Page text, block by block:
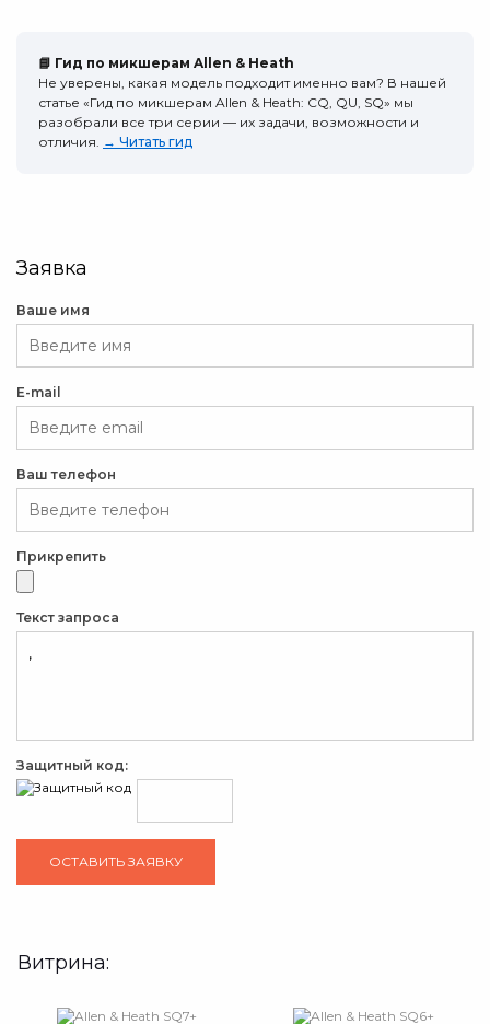
📘 Гид по микшерам Allen & Heath
Не уверены, какая модель подходит именно вам? В нашей
статье «Гид по микшерам Allen & Heath: CQ, QU, SQ» мы
разобрали все три серии — их задачи, возможности и
отличия. → Читать гид
Заявка
Ваше имя
E-mail
Ваш телефон
Прикрепить
Текст запроса
Защитный код:
Витрина: